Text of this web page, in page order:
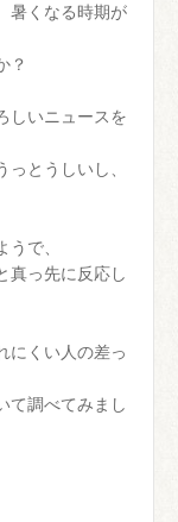
暑くなる時期が
？
しいニュースを
とうしいし、
で、
真っ先に反応し
にくい人の差っ
て調べてみまし